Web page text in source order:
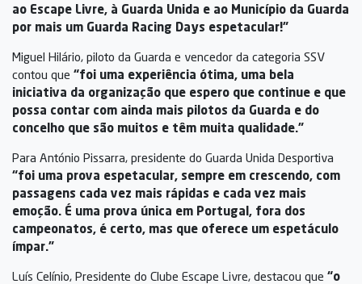
ao Escape Livre, à Guarda Unida e ao Município da Guarda
por mais um Guarda Racing Days espetacular!”
Miguel Hilário, piloto da Guarda e vencedor da categoria SSV
contou que “foi uma experiência ótima, uma bela
iniciativa da organização que espero que continue e que
possa contar com ainda mais pilotos da Guarda e do
concelho que são muitos e têm muita qualidade.”
Para António Pissarra, presidente do Guarda Unida Desportiva
“foi uma prova espetacular, sempre em crescendo, com
passagens cada vez mais rápidas e cada vez mais
emoção. É uma prova única em Portugal, fora dos
campeonatos, é certo, mas que oferece um espetáculo
ímpar.”
Luís Celínio, Presidente do Clube Escape Livre, destacou que “o